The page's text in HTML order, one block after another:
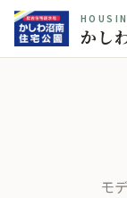
かし
モ